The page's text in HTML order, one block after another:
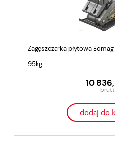
Zagęszczarka płytowa
95kg
10
dodaj do